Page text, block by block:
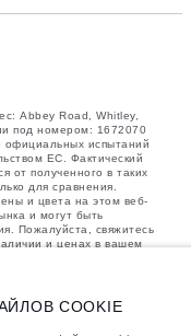
Abbey Road, Whitley,
под номером: 1672070
официальных испытаний
ЕС. Фактический
от полученного в таких
для сравнения.
и цвета на этом веб-
и могут быть
Пожалуйста, свяжитесь
и ценах в вашем
установленные после
полезную нагрузку.
COOKIE